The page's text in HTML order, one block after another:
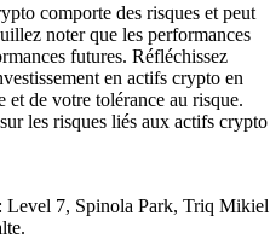
comporte des risques et peut
noter que les performances
futures. Réfléchissez
en actifs crypto en
de votre tolérance au risque.
les risques liés aux actifs crypto
Level 7, Spinola Park, Triq Mikiel